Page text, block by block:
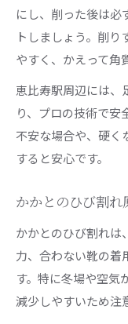
にし、削った後は必
トしましょう。削
やすく、かえって角
恵比寿駅周辺には、
り、プロの技術で安
不安な場合や、硬く
すると安心です。
かかとのひび割れ
かかとのひび割れは
力、合わない靴の着
す。特に冬場や空気
減少しやすいため注